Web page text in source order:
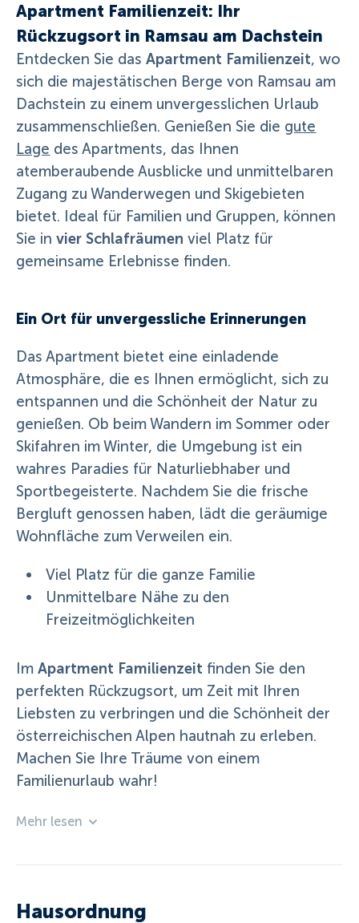
Apartment Familienzeit: Ihr
Rückzugsort in Ramsau am Dachstein
Entdecken Sie dasApartment Familienzeit, wo
sich die majestätischen Berge von Ramsau am
Dachstein zu einem unvergesslichen Urlaub
zusammenschließen. Genießen Sie die gute
Lage des Apartments, das Ihnen
atemberaubende Ausblicke und unmittelbaren
Zugang zu Wanderwegen und Skigebieten
bietet. Ideal für Familien und Gruppen, können
Sie invier Schlafräumen viel Platz für
gemeinsame Erlebnisse finden.
Ein Ort für unvergessliche Erinnerungen
Das Apartment bietet eine einladende
Atmosphäre, die es Ihnen ermöglicht, sich zu
entspannen und die Schönheit der Natur zu
genießen. Ob beim Wandern im Sommer oder
Skifahren im Winter, die Umgebung ist ein
wahres Paradies für Naturliebhaber und
Sportbegeisterte. Nachdem Sie die frische
Bergluft genossen haben, lädt die geräumige
Wohnfläche zum Verweilen ein.
Viel Platz für die ganze Familie
Unmittelbare Nähe zu den
Freizeitmöglichkeiten
ImApartment Familienzeit finden Sie den
perfekten Rückzugsort, um Zeit mit Ihren
Liebsten zu verbringen und die Schönheit der
österreichischen Alpen hautnah zu erleben.
Machen Sie Ihre Träume von einem
Familienurlaub wahr!
Mehr lesen
Hausordnung